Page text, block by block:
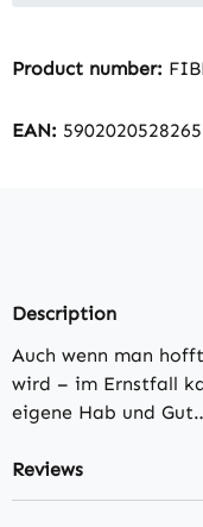
Product number:
EAN: 5902020528265
Description
Auch wenn man
wird – im Ernstfall
eigene Hab und
Reviews